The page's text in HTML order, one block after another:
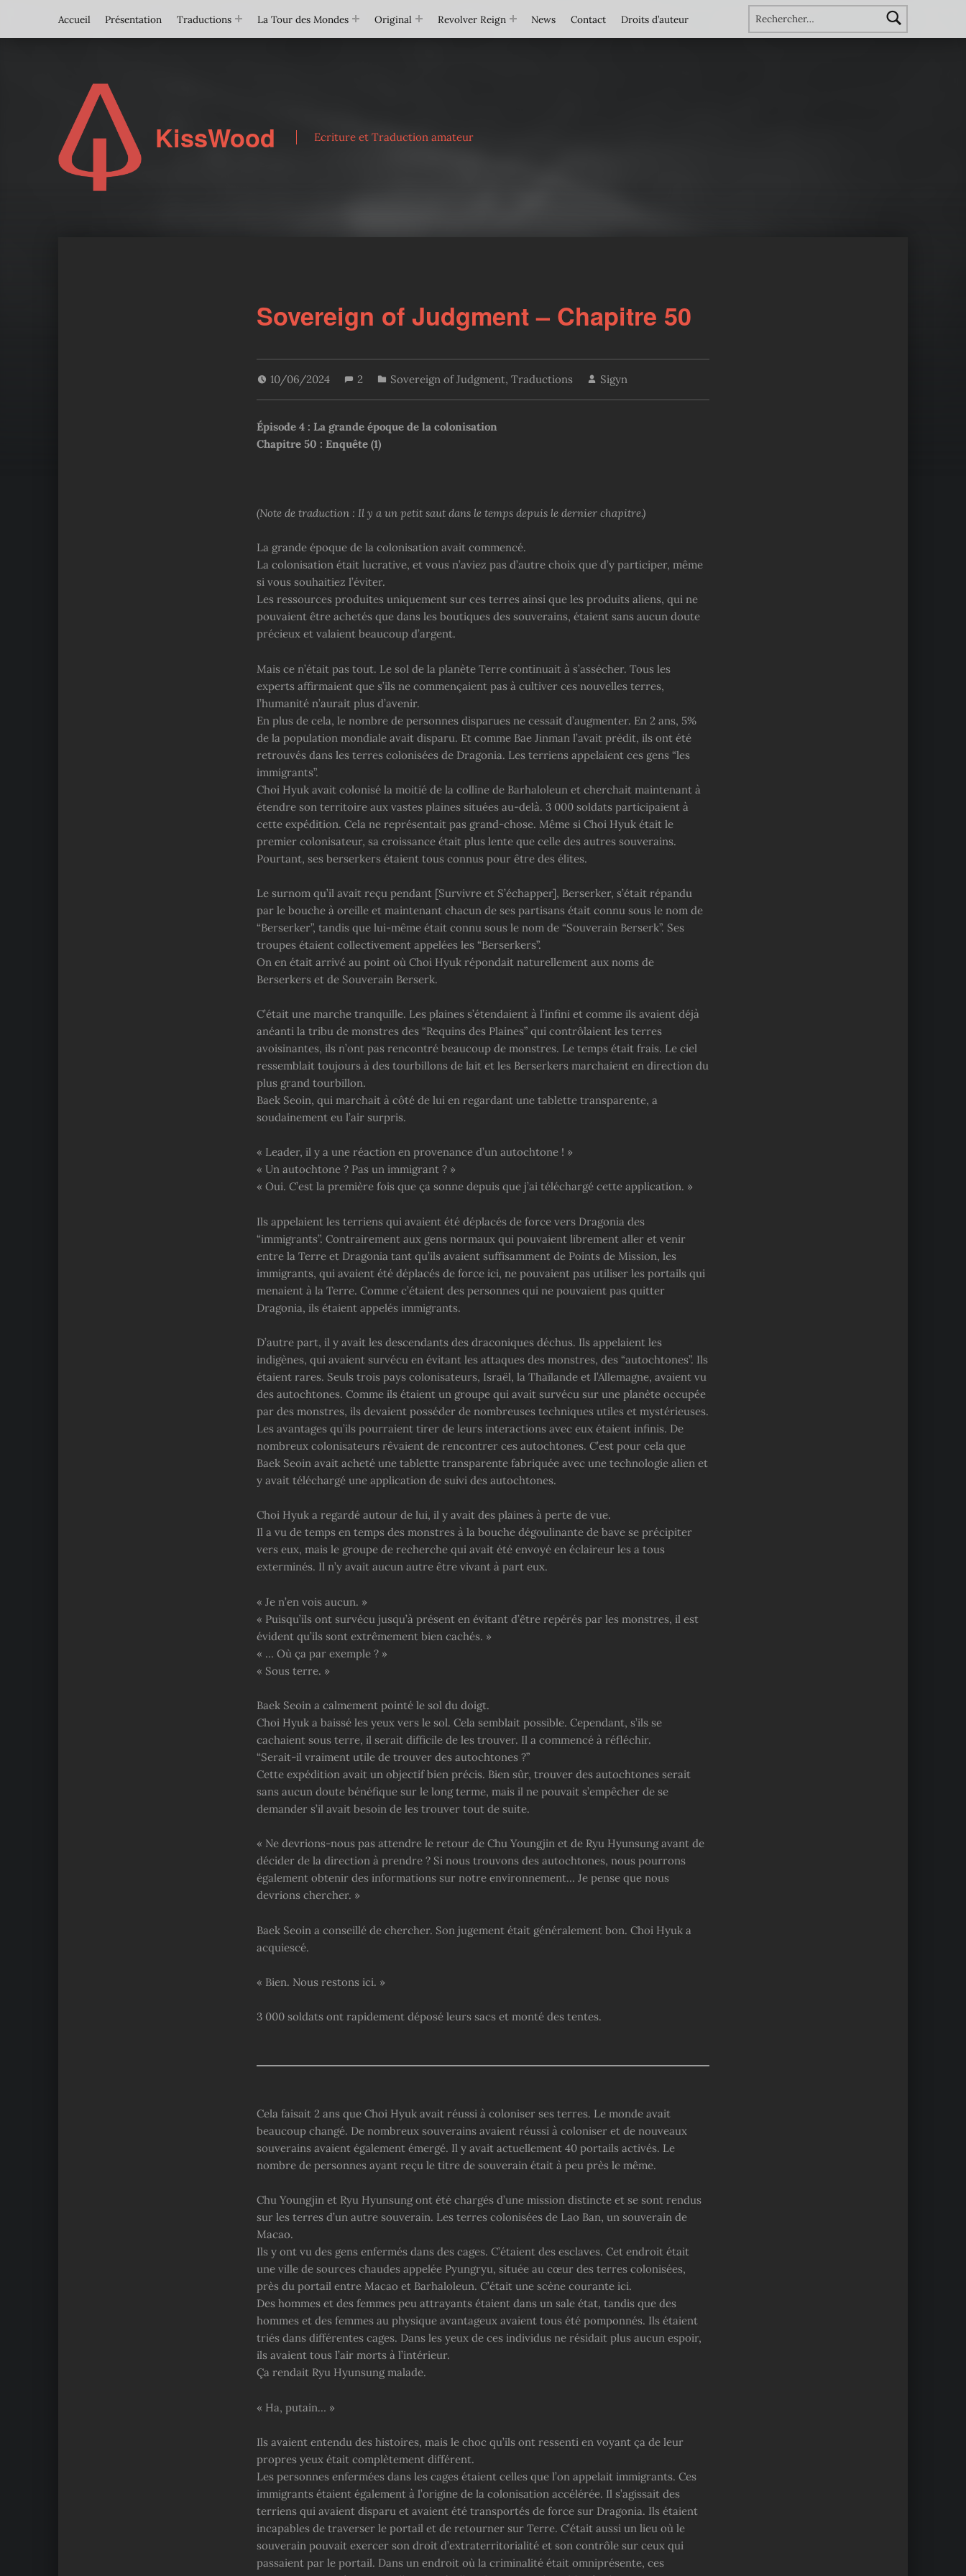
Rechercher :
Accueil
Présentation Traductions La Tour des Mondes Original Revolver Reign News Contact Droits d’auteur
KissWood Ecriture et Traduction amateur
Sovereign of Judgment – Chapitre 50
10/06/2024 2 Sovereign of Judgment, Traductions Sigyn
Épisode 4 : La grande époque de la colonisation
Chapitre 50 : Enquête (1)
(Note de traduction : Il y a un petit saut dans le temps depuis le dernier chapitre.)
La grande époque de la colonisation avait commencé.
La colonisation était lucrative, et vous n’aviez pas d’autre choix que d’y participer, même
si vous souhaitiez l’éviter.
Les ressources produites uniquement sur ces terres ainsi que les produits aliens, qui ne
pouvaient être achetés que dans les boutiques des souverains, étaient sans aucun doute
précieux et valaient beaucoup d’argent.
Mais ce n’était pas tout. Le sol de la planète Terre continuait à s’assécher. Tous les
experts affirmaient que s’ils ne commençaient pas à cultiver ces nouvelles terres,
l’humanité n’aurait plus d’avenir.
En plus de cela, le nombre de personnes disparues ne cessait d’augmenter. En 2 ans, 5%
de la population mondiale avait disparu. Et comme Bae Jinman l’avait prédit, ils ont été
retrouvés dans les terres colonisées de Dragonia. Les terriens appelaient ces gens “les
immigrants”.
Choi Hyuk avait colonisé la moitié de la colline de Barhaloleun et cherchait maintenant à
étendre son territoire aux vastes plaines situées au-delà. 3 000 soldats participaient à
cette expédition. Cela ne représentait pas grand-chose. Même si Choi Hyuk était le
premier colonisateur, sa croissance était plus lente que celle des autres souverains.
Pourtant, ses berserkers étaient tous connus pour être des élites.
Le surnom qu’il avait reçu pendant [Survivre et S’échapper], Berserker, s’était répandu
par le bouche à oreille et maintenant chacun de ses partisans était connu sous le nom de
“Berserker”, tandis que lui-même était connu sous le nom de “Souverain Berserk”. Ses
troupes étaient collectivement appelées les “Berserkers”.
On en était arrivé au point où Choi Hyuk répondait naturellement aux noms de
Berserkers et de Souverain Berserk.
C’était une marche tranquille. Les plaines s’étendaient à l’infini et comme ils avaient déjà
anéanti la tribu de monstres des “Requins des Plaines” qui contrôlaient les terres
avoisinantes, ils n’ont pas rencontré beaucoup de monstres. Le temps était frais. Le ciel
ressemblait toujours à des tourbillons de lait et les Berserkers marchaient en direction du
plus grand tourbillon.
Baek Seoin, qui marchait à côté de lui en regardant une tablette transparente, a
soudainement eu l’air surpris.
« Leader, il y a une réaction en provenance d’un autochtone ! »
« Un autochtone ? Pas un immigrant ? »
« Oui. C’est la première fois que ça sonne depuis que j’ai téléchargé cette application. »
Ils appelaient les terriens qui avaient été déplacés de force vers Dragonia des
“immigrants”. Contrairement aux gens normaux qui pouvaient librement aller et venir
entre la Terre et Dragonia tant qu’ils avaient suffisamment de Points de Mission, les
immigrants, qui avaient été déplacés de force ici, ne pouvaient pas utiliser les portails qui
menaient à la Terre. Comme c’étaient des personnes qui ne pouvaient pas quitter
Dragonia, ils étaient appelés immigrants.
D’autre part, il y avait les descendants des draconiques déchus. Ils appelaient les
indigènes, qui avaient survécu en évitant les attaques des monstres, des “autochtones”. Ils
étaient rares. Seuls trois pays colonisateurs, Israël, la Thaïlande et l’Allemagne, avaient vu
des autochtones. Comme ils étaient un groupe qui avait survécu sur une planète occupée
par des monstres, ils devaient posséder de nombreuses techniques utiles et mystérieuses.
Les avantages qu’ils pourraient tirer de leurs interactions avec eux étaient infinis. De
nombreux colonisateurs rêvaient de rencontrer ces autochtones. C’est pour cela que
Baek Seoin avait acheté une tablette transparente fabriquée avec une technologie alien et
y avait téléchargé une application de suivi des autochtones.
Choi Hyuk a regardé autour de lui, il y avait des plaines à perte de vue.
Il a vu de temps en temps des monstres à la bouche dégoulinante de bave se précipiter
vers eux, mais le groupe de recherche qui avait été envoyé en éclaireur les a tous
exterminés. Il n’y avait aucun autre être vivant à part eux.
« Je n’en vois aucun. »
« Puisqu’ils ont survécu jusqu’à présent en évitant d’être repérés par les monstres, il est
évident qu’ils sont extrêmement bien cachés. »
« … Où ça par exemple ? »
« Sous terre. »
Baek Seoin a calmement pointé le sol du doigt.
Choi Hyuk a baissé les yeux vers le sol. Cela semblait possible. Cependant, s’ils se
cachaient sous terre, il serait difficile de les trouver. Il a commencé à réfléchir.
“Serait-il vraiment utile de trouver des autochtones ?”
Cette expédition avait un objectif bien précis. Bien sûr, trouver des autochtones serait
sans aucun doute bénéfique sur le long terme, mais il ne pouvait s’empêcher de se
demander s’il avait besoin de les trouver tout de suite.
« Ne devrions-nous pas attendre le retour de Chu Youngjin et de Ryu Hyunsung avant de
décider de la direction à prendre ? Si nous trouvons des autochtones, nous pourrons
également obtenir des informations sur notre environnement… Je pense que nous
devrions chercher. »
Baek Seoin a conseillé de chercher. Son jugement était généralement bon. Choi Hyuk a
acquiescé.
« Bien. Nous restons ici. »
3 000 soldats ont rapidement déposé leurs sacs et monté des tentes.
Cela faisait 2 ans que Choi Hyuk avait réussi à coloniser ses terres. Le monde avait
beaucoup changé. De nombreux souverains avaient réussi à coloniser et de nouveaux
souverains avaient également émergé. Il y avait actuellement 40 portails activés. Le
nombre de personnes ayant reçu le titre de souverain était à peu près le même.
Chu Youngjin et Ryu Hyunsung ont été chargés d’une mission distincte et se sont rendus
sur les terres d’un autre souverain. Les terres colonisées de Lao Ban, un souverain de
Macao.
Ils y ont vu des gens enfermés dans des cages. C’étaient des esclaves. Cet endroit était
une ville de sources chaudes appelée Pyungryu, située au cœur des terres colonisées,
près du portail entre Macao et Barhaloleun. C’était une scène courante ici.
Des hommes et des femmes peu attrayants étaient dans un sale état, tandis que des
hommes et des femmes au physique avantageux avaient tous été pomponnés. Ils étaient
triés dans différentes cages. Dans les yeux de ces individus ne résidait plus aucun espoir,
ils avaient tous l’air morts à l’intérieur.
Ça rendait Ryu Hyunsung malade.
« Ha, putain… »
Ils avaient entendu des histoires, mais le choc qu’ils ont ressenti en voyant ça de leur
propres yeux était complètement différent.
Les personnes enfermées dans les cages étaient celles que l’on appelait immigrants. Ces
immigrants étaient également à l’origine de la colonisation accélérée. Il s’agissait des
terriens qui avaient disparu et avaient été transportés de force sur Dragonia. Ils étaient
incapables de traverser le portail et de retourner sur Terre. C’était aussi un lieu où le
souverain pouvait exercer son droit d’extraterritorialité et son contrôle sur ceux qui
passaient par le portail. Dans un endroit où la criminalité était omniprésente, ces